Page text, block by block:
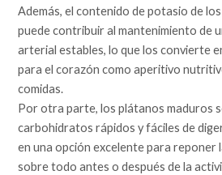
Además, el contenido de potasio de
puede contribuir al mantenimiento de
arterial estables, lo que los convierte
para el corazón como aperitivo
comidas.
Por otra parte, los plátanos maduros
carbohidratos rápidos y fáciles de
en una opción excelente para reponer
sobre todo antes o después de la